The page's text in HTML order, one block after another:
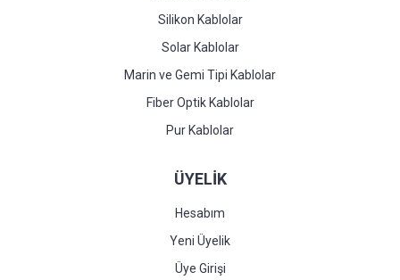
Silikon Kablolar
Solar Kablolar
Marin ve Gemi Tipi Kablolar
Fiber Optik Kablolar
Pur Kablolar
ÜYELİK
Hesabım
Yeni Üyelik
Üye Girişi